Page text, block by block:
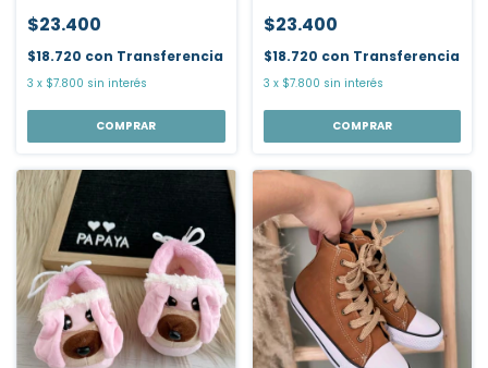
$23.400
$18.720 con Transferencia
3 x $7.800 sin interés
COMPRAR
$23.400
$18.720 con Transferencia
3 x $7.800 sin interés
COMPRAR